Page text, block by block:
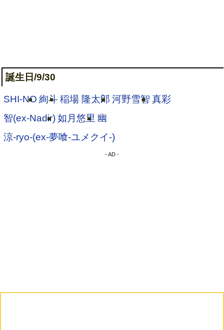
誕生日/9/30
SHI-NO 絢斗稲場 隆太郎 河野雪智 真彩
智(ex-Nadir)如月悠里 幽
涼-ryo-(ex-夢喰-ユメクイ-)
- AD -